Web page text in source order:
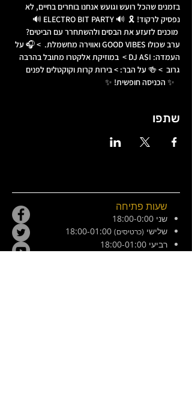
בזמנים שהכל רועש וגועש אנחנו בוחרים בחיים, לא
נפסיק לרקוד! 🎗️  🔊 ELECTRO BIT PARTY 🔊
מוכנים לזעזע את הבסים ולהשתחרר עם הביטים?
ערב שכולו GOOD VIBES ואווירה מחשמלת.  > 🎧 על
העמדה: DJ ASI >  במוזיקת אלקטרו מתובל בהרבה
גרוב  > 🍻 על הבר: > בירות קרות וקוקטלים לפנים
✨ הכניסה חופשית! ✨
שתפו
שעות פתיחה
שני 18:00-0:00
שלישי (כרטיסים)
רביעי 18:00-01:00